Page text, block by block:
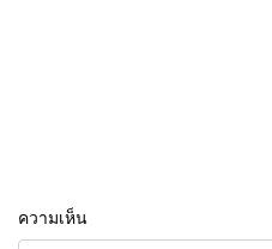
ความเห็น